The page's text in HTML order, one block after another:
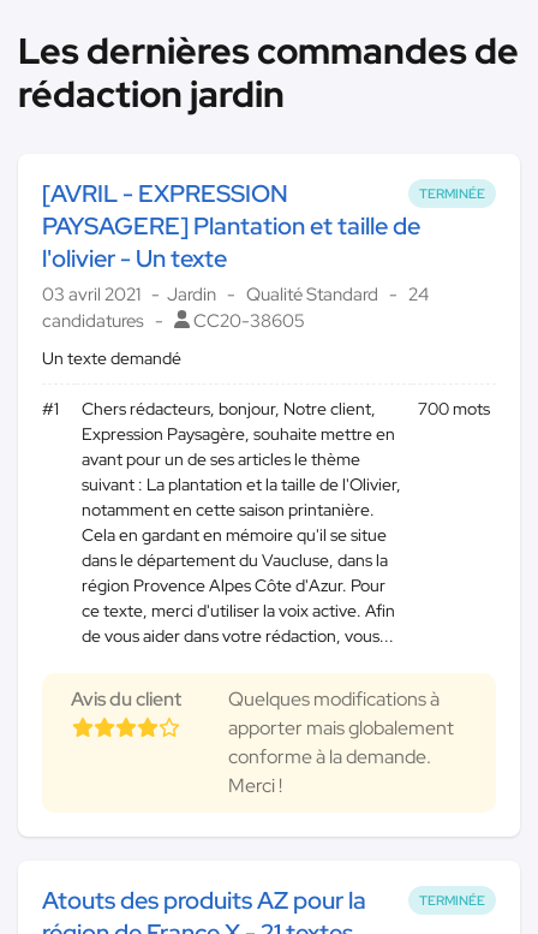
Les dernières commandes de
rédaction jardin
TERMINÉE
[AVRIL - EXPRESSION
PAYSAGERE] Plantation et taille de
l'olivier - Un texte
03 avril 2021 Jardin Qualité Standard
24
candidatures
CC20-38605
Un texte demandé
#1
Chers rédacteurs, bonjour, Notre client,
Expression Paysagère, souhaite mettre en
avant pour un de ses articles le thème
suivant : La plantation et la taille de l'Olivier,
notamment en cette saison printanière.
Cela en gardant en mémoire qu'il se situe
dans le département du Vaucluse, dans la
région Provence Alpes Côte d'Azur. Pour
ce texte, merci d'utiliser la voix active. Afin
de vous aider dans votre rédaction, vous...
700 mots
Avis du client
Quelques modifications à
apporter mais globalement
conforme à la demande.
Merci !
TERMINÉE
Atouts des produits AZ pour la